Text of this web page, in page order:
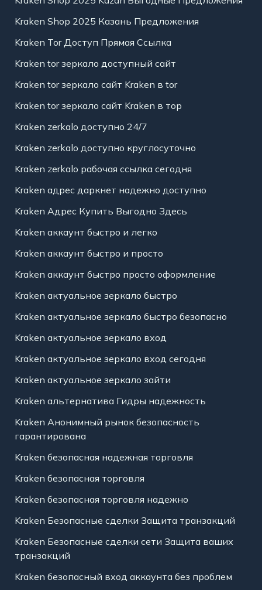
Kraken Shop 2025 Казань Предложения
Kraken Tor Доступ Прямая Ссылка
Kraken tor зеркало доступный сайт
Kraken tor зеркало сайт Kraken в tor
Kraken tor зеркало сайт Kraken в тор
Kraken zerkalo доступно 24/7
Kraken zerkalo доступно круглосуточно
Kraken zerkalo рабочая ссылка сегодня
Kraken адрес даркнет надежно доступно
Kraken Адрес Купить Выгодно Здесь
Kraken аккаунт быстро и легко
Kraken аккаунт быстро и просто
Kraken аккаунт быстро просто оформление
Kraken актуальное зеркало быстро
Kraken актуальное зеркало быстро безопасно
Kraken актуальное зеркало вход
Kraken актуальное зеркало вход сегодня
Kraken актуальное зеркало зайти
Kraken альтернатива Гидры надежность
Kraken Анонимный рынок безопасность
гарантирована
Kraken безопасная надежная торговля
Kraken безопасная торговля
Kraken безопасная торговля надежно
Kraken Безопасные сделки Защита транзакций
Kraken Безопасные сделки сети Защита ваших
транзакций
Kraken безопасный вход аккаунта без проблем